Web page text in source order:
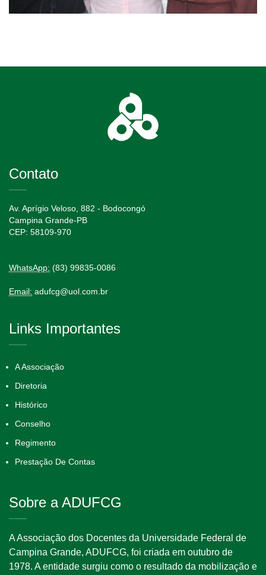
Contato
Av. Aprígio Veloso, 882 - Bodocongó
Campina Grande-PB
CEP: 58109-970
WhatsApp: (83) 99835-0086
Email: adufcg@uol.com.br
Links Importantes
A Associação
Diretoria
Histórico
Conselho
Regimento
Prestação De Contas
Sobre a ADUFCG
A Associação dos Docentes da Universidade Federal de
Campina Grande, ADUFCG, foi criada em outubro de
1978. A entidade surgiu como o resultado da mobilização e